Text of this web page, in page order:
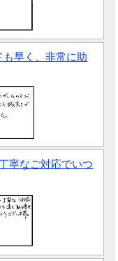
早く、非常に助
寧なご対応でいつ